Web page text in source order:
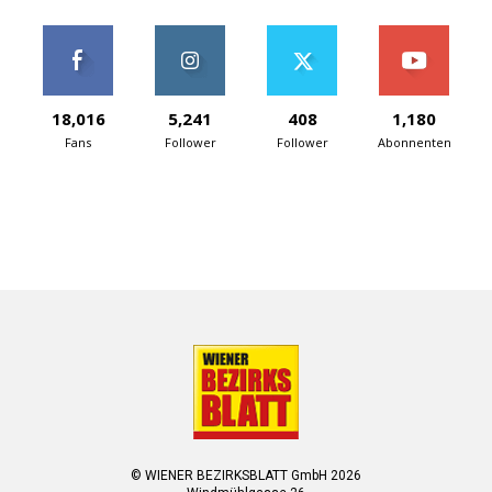
18,016
Fans
5,241
Follower
408
Follower
1,180
Abonnenten
© WIENER BEZIRKSBLATT GmbH 2026